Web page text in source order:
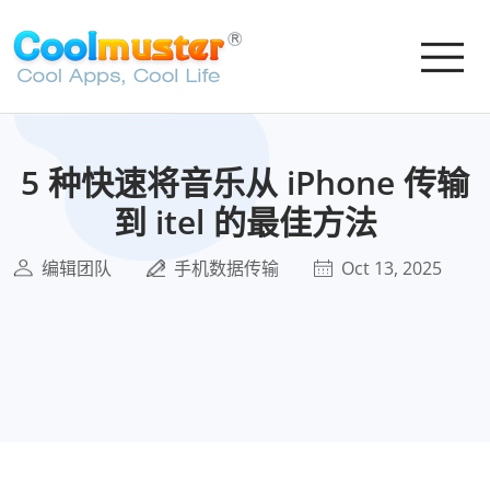
5 种快速将音乐从 iPhone 传输
到 itel 的最佳方法
编辑团队 手机数据传输 Oct 13, 2025